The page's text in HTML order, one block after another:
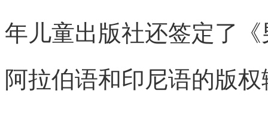
年儿童出版社还签定了
阿拉伯语和印尼语的版